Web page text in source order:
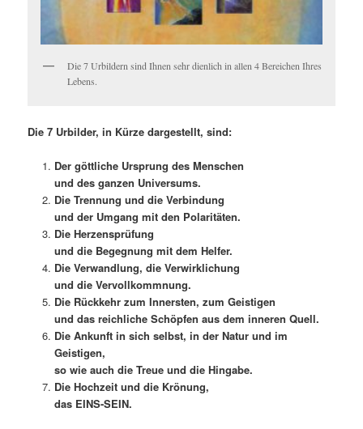
Die 7 Urbildern sind Ihnen sehr dienlich in allen 4 Bereichen Ihres
Lebens.
Die 7 Urbilder, in Kürze dargestellt, sind:
Der göttliche Ursprung des Menschen
und des ganzen Universums.
Die Trennung und die Verbindung
und der Umgang mit den Polaritäten.
Die Herzensprüfung
und die Begegnung mit dem Helfer.
Die Verwandlung, die Verwirklichung
und die Vervollkommnung.
Die Rückkehr zum Innersten, zum Geistigen
und das reichliche Schöpfen aus dem inneren Quell.
Die Ankunft in sich selbst, in der Natur und im
Geistigen,
so wie auch die Treue und die Hingabe.
Die Hochzeit und die Krönung,
das EINS-SEIN.